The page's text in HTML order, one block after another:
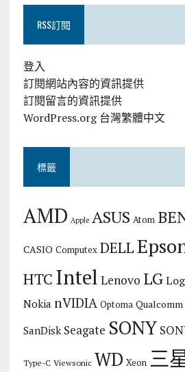
RSS訂閱
登入
訂閱網站內容的資訊提供
訂閱留言的資訊提供
WordPress.org 台灣繁體中文
標籤
AMD Apple ASUS Atom
CASIO Computex DELL
HTC Intel Lenovo LG
Nokia nVIDIA Optoma Qualcomm
SanDisk Seagate SONY
Type-C Viewsonic WD Xeon 三